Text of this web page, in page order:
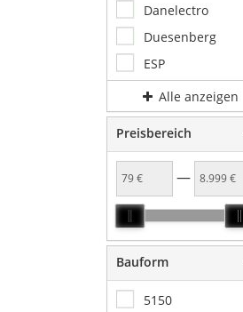
Danelectro
Duesenberg
ESP
Alle anzeigen
Preisbereich
—
Bauform
5150